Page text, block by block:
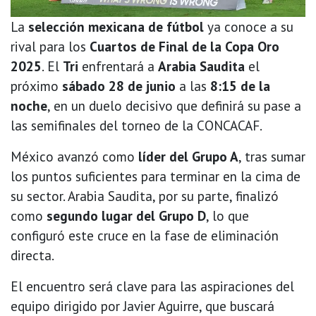
La selección mexicana de fútbol ya conoce a su
rival para los Cuartos de Final de la Copa Oro
2025. El Tri enfrentará a Arabia Saudita el
próximo sábado 28 de junio a las 8:15 de la
noche, en un duelo decisivo que definirá su pase a
las semifinales del torneo de la CONCACAF.
México avanzó como líder del Grupo A, tras sumar
los puntos suficientes para terminar en la cima de
su sector. Arabia Saudita, por su parte, finalizó
como segundo lugar del Grupo D, lo que
configuró este cruce en la fase de eliminación
directa.
El encuentro será clave para las aspiraciones del
equipo dirigido por Javier Aguirre, que buscará